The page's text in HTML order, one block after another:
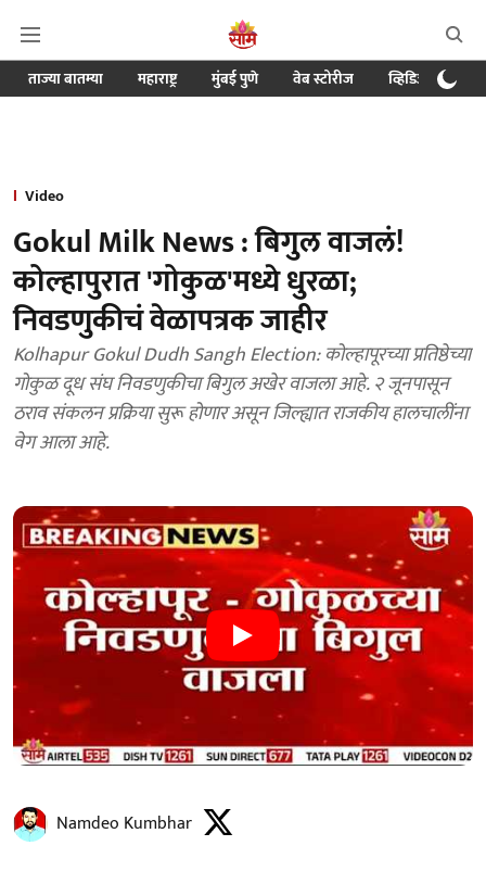
ताज्या बातम्या महाराष्ट्र मुंबई पुणे वेब स्टोरीज व्हिडिओ
Video
Gokul Milk News : बिगुल वाजलं!
कोल्हापुरात 'गोकुळ'मध्ये धुरळा;
निवडणुकीचं वेळापत्रक जाहीर
Kolhapur Gokul Dudh Sangh Election: कोल्हापूरच्या प्रतिष्ठेच्या
गोकुळ दूध संघ निवडणुकीचा बिगुल अखेर वाजला आहे. २ जूनपासून
ठराव संकलन प्रक्रिया सुरू होणार असून जिल्ह्यात राजकीय हालचालींना
वेग आला आहे.
Namdeo Kumbhar